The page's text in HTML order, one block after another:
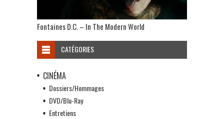
Fontaines D.C. – In The Modern World
CATÉGORIES
CINÉMA
Dossiers/Hommages
DVD/Blu-Ray
Entretiens